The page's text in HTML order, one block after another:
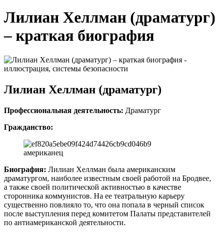
Лилиан Хеллман (драматург)
– краткая биография
Лилиан Хеллман (драматург)
Профессиональная деятельность: Драматург
Гражданство:
американец
Биография: Лилиан Хеллман была американским
драматургом, наиболее известным своей работой на Бродвее,
а также своей политической активностью в качестве
сторонника коммунистов. На ее театральную карьеру
существенно повлияло то, что она попала в черный список
после выступления перед комитетом Палаты представителей
по антиамериканской деятельности.